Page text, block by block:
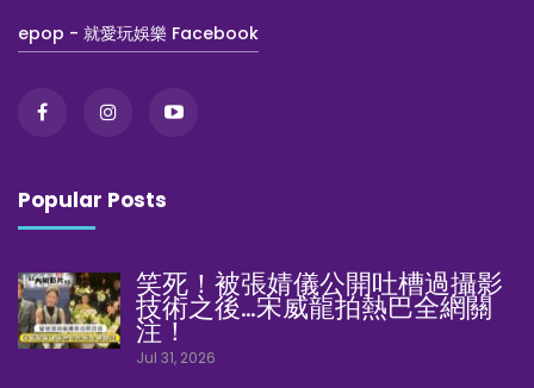
epop - 就愛玩娛樂 Facebook
Popular Posts
笑死！被張婧儀公開吐槽過攝影
技術之後…宋威龍拍熱巴全網關
注！
Jul 31, 2026